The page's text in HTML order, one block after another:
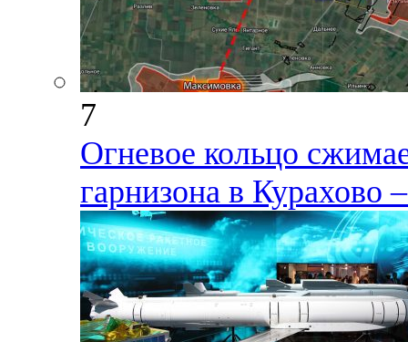
7
Огневое кольцо
гарнизона в Курахово